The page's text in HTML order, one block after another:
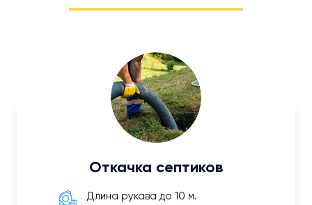
Откачка септиков
Длина рукава до 10 м.